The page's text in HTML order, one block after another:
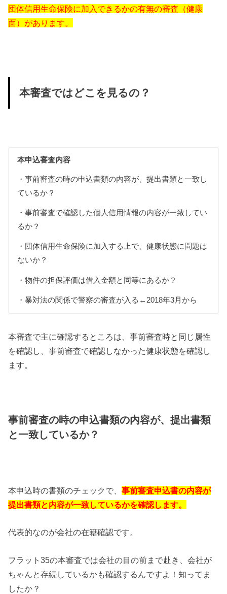
団体信用生命保険に加入できるかの有無の審査（健康
面）があります。
本審査ではどこを見るの？
本申込審査内容
・事前審査の時の申込書類の内容が、提出書類と一致し
ているか？
・事前審査で確認した個人信用情報の内容が一致してい
るか？
・団体信用生命保険に加入する上で、健康状態に問題は
ないか？
・物件の担保評価は借入金額と同等にあるか？
・暴対法の関係で警察の審査が入る←2018年3月から
本審査で主に確認するところは、事前審査時と同じ属性
を確認し、事前審査で確認しなかった健康状態を確認し
ます。
事前審査の時の申込書類の内容が、提出書類
と一致しているか？
本申込時の書類のチェックで、事前審査申込書の内容が
提出書類と内容が一致しているかを確認します。
代表的なのが会社の在籍確認です。
フラット35の本審査では会社の目の前まで赴き、会社が
ちゃんと存続しているかも確認するんですよ！知ってま
したか？